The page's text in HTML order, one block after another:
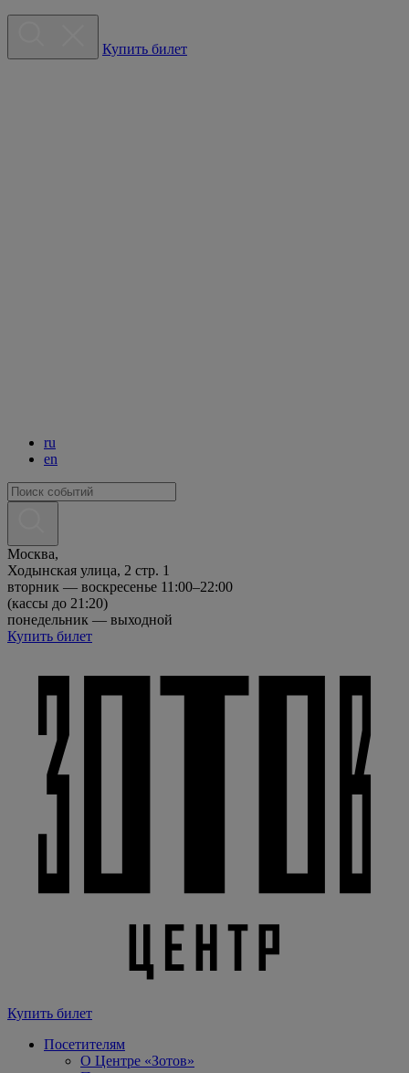
Купить билет
ru
en
Москва,
Ходынская улица, 2 стр. 1
вторник — воскресенье 11:00–22:00
(кассы до 21:20)
понедельник — выходной
Купить билет
Купить билет
Посетителям
О Центре «Зотов»